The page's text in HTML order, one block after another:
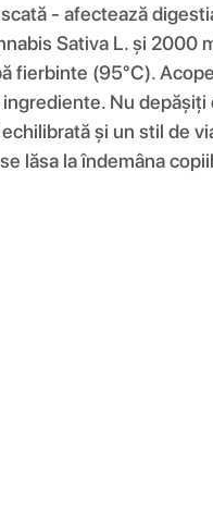
- afectează
Sativa L. și 2000
fierbinte (95°C).
Nu
și un stil de
lăsa la îndemâna